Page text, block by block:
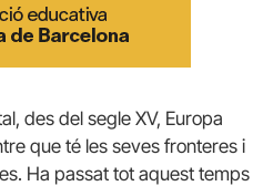
des del segle XV, Europa
que té les seves fronteres i
Ha passat tot aquest temps